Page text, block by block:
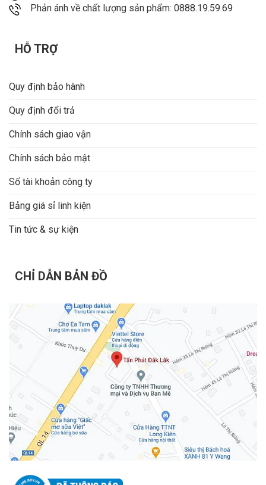
Phản ánh về chất lượng sản phẩm: 0888.19.59.69
HỖ TRỢ
Quy định bảo hành
Quy định đổi trả
Chính sách giao vận
Chính sách bảo mật
Số tài khoản công ty
Bảng giá sỉ linh kiện
Tin tức & sự kiện
CHỈ DẪN BẢN ĐỒ